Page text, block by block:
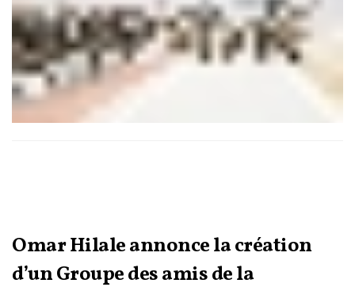
Omar Hilale annonce la création
d’un Groupe des amis de la